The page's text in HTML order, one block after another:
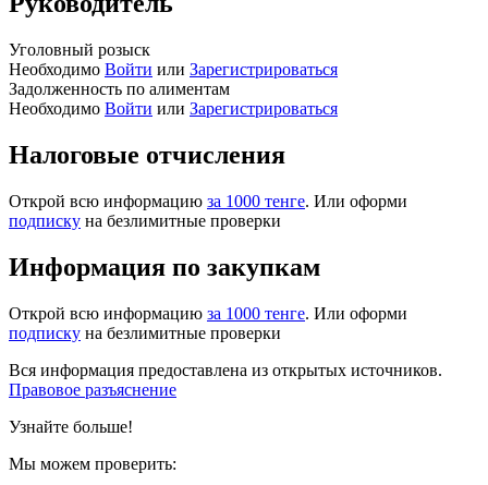
Уголовный розыск
Необходимо Войти или Зарегистрироваться
Задолженность по алиментам
Необходимо Войти или Зарегистрироваться
Налоговые отчисления
Открой всю информацию за 1000 тенге. Или оформи
подписку на безлимитные проверки
Информация по закупкам
Открой всю информацию за 1000 тенге. Или оформи
подписку на безлимитные проверки
Вся информация предоставлена из открытых источников.
Правовое разъяснение
Узнайте больше!
Мы можем проверить: